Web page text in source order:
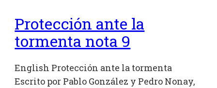
Protección ante la
tormenta nota 9
English Protección ante la tormenta
Escrito por Pablo González y Pedro Nonay,